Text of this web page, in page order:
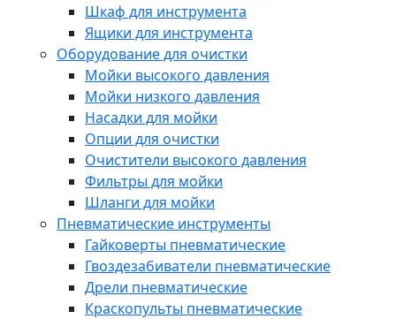
Шкаф для инструмента
Ящики для инструмента
Оборудование для очистки
Мойки высокого давления
Мойки низкого давления
Насадки для мойки
Опции для очистки
Очистители высокого давления
Фильтры для мойки
Шланги для мойки
Пневматические инструменты
Гайковерты пневматические
Гвоздезабиватели пневматические
Дрели пневматические
Краскопульты пневматические